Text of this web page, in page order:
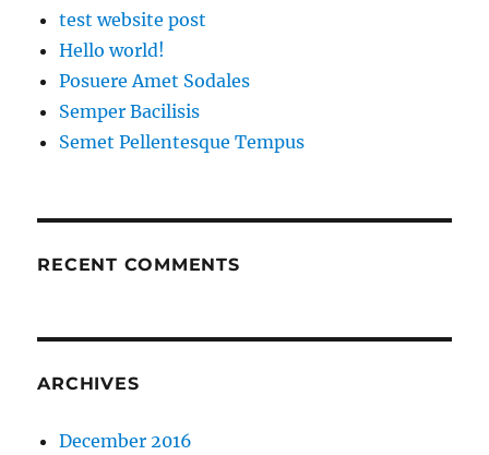
test website post
Hello world!
Posuere Amet Sodales
Semper Bacilisis
Semet Pellentesque Tempus
RECENT COMMENTS
ARCHIVES
December 2016